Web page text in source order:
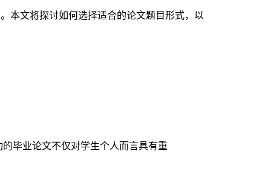
本文将探讨如何选择适合的论文题目形式，以
毕业论文不仅对学生个人而言具有重